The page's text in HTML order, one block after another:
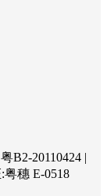
B2-20110424 |
穗 E-0518